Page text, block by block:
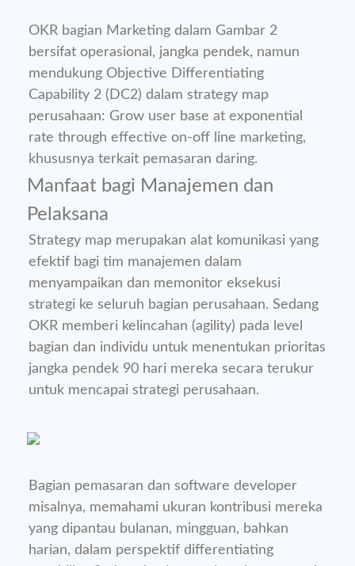
OKR bagian Marketing dalam Gambar 2
bersifat operasional, jangka pendek, namun
mendukung Objective Differentiating
Capability 2 (DC2) dalam strategy map
perusahaan: Grow user base at exponential
rate through effective on-off line marketing,
khususnya terkait pemasaran daring.
Manfaat bagi Manajemen dan
Pelaksana
Strategy map merupakan alat komunikasi yang
efektif bagi tim manajemen dalam
menyampaikan dan memonitor eksekusi
strategi ke seluruh bagian perusahaan. Sedang
OKR memberi kelincahan (agility) pada level
bagian dan individu untuk menentukan prioritas
jangka pendek 90 hari mereka secara terukur
untuk mencapai strategi perusahaan.
Bagian pemasaran dan software developer
misalnya, memahami ukuran kontribusi mereka
yang dipantau bulanan, mingguan, bahkan
harian, dalam perspektif differentiating